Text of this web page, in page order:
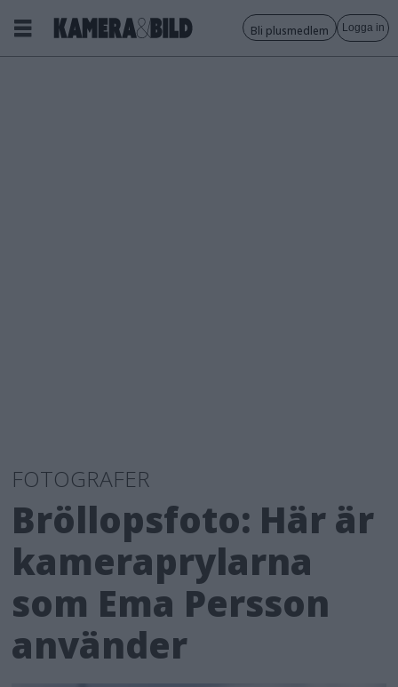
Bli plusmedlem Logga in
FOTOGRAFER
Bröllopsfoto: Här är
kameraprylarna
som Ema Persson
använder